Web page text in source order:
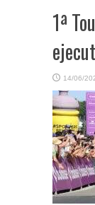
1ª
14/06/